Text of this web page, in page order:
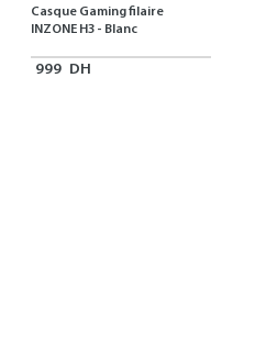
Casque Gaming filaire
INZONE H3 - Blanc
999 DH